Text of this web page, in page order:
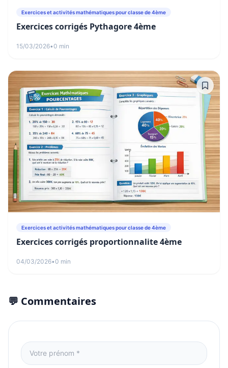
Exercices et activités mathématiques pour classe de 4ème
Exercices corrigés Pythagore 4ème
15/03/2026•0 min
Exercices et activités mathématiques pour classe de 4ème
Exercices corrigés proportionnalite 4ème
04/03/2026•0 min
💬 Commentaires